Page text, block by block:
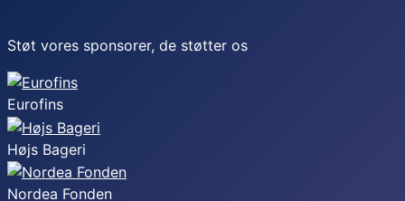
Støt vores sponsorer, de støtter os
Eurofins
Højs Bageri
Nordea Fonden